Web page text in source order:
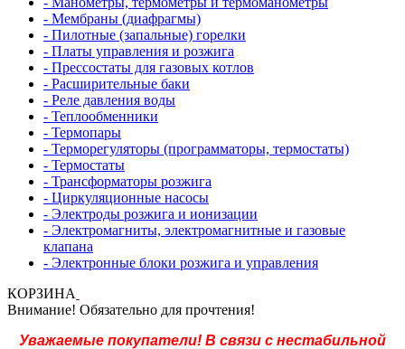
- Мембраны (диафрагмы)
- Пилотные (запальные) горелки
- Платы управления и розжига
- Прессостаты для газовых котлов
- Расширительные баки
- Реле давления воды
- Теплообменники
- Термопары
- Терморегуляторы (программаторы, термостаты)
- Термостаты
- Трансформаторы розжига
- Циркуляционные насосы
- Электроды розжига и ионизации
- Электромагниты, электромагнитные и газовые
клапана
- Электронные блоки розжига и управления
КОРЗИНА
Внимание! Обязательно для прочтения!
Уважаемые покупатели! В связи с нестабильной